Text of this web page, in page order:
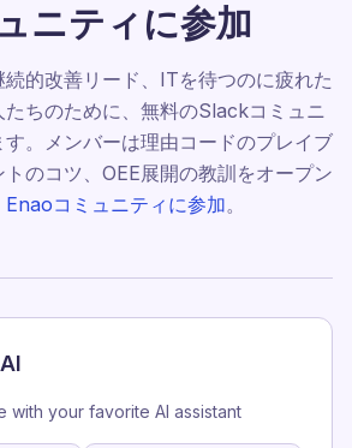
ニティに参加
的改善リード、ITを待つのに疲れた
ちのために、無料のSlackコミュニ
。メンバーは理由コードのプレイブ
のコツ、OEE展開の教訓をオープン
Enaoコミュニティに参加。
with your favorite AI assistant